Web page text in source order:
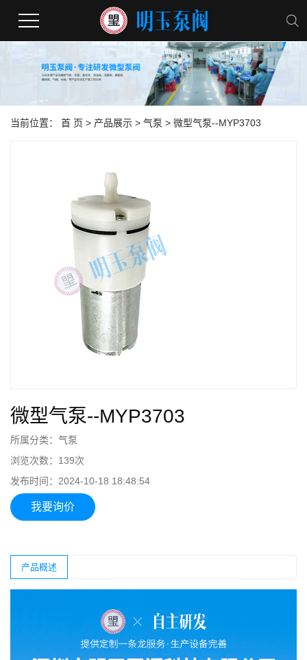
当前位置： 首 页 > 产品展示 > 气泵 > 微型气泵--MYP3703
微型气泵--MYP3703
所属分类： 气泵
浏览次数： 139次
发布时间： 2024-10-18 18:48:54
我要询价
产品概述